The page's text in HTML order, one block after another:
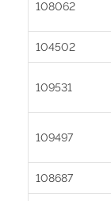
108062
104502
109531
109497
108687